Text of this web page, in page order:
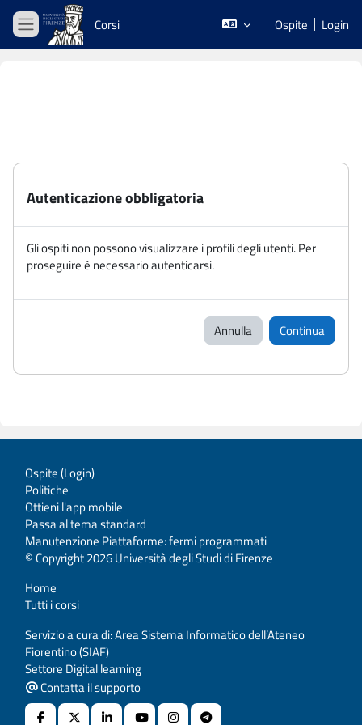
Vai al contenuto principale
Pannello laterale
Corsi Ospite Login
Autenticazione obbligatoria
Gli ospiti non possono visualizzare i profili degli utenti. Per
proseguire è necessario autenticarsi.
Annulla Continua
Ospite (Login)
Politiche
Ottieni l'app mobile
Passa al tema standard
Manutenzione Piattaforme: fermi programmati
© Copyright 2026 Università degli Studi di Firenze
Home
Tutti i corsi
Servizio a cura di: Area Sistema Informatico dell’Ateneo
Fiorentino (SIAF)
Settore Digital learning
Contatta il supporto